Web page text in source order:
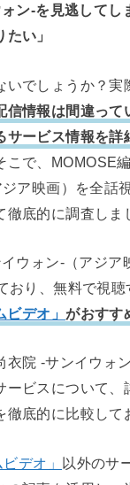
ォン-を見逃してし
い」
いでしょうか？
信情報は間違って
サービス情報を詳
こで、MOMOSE
ア映画）を全話
底的に調査しま
ウォン-（アジア
おり、無料で視聴
ビデオ」がおすす
衣院 -サンイウォ
ービスについて、
底的に比較して
デオ」 以外のサ